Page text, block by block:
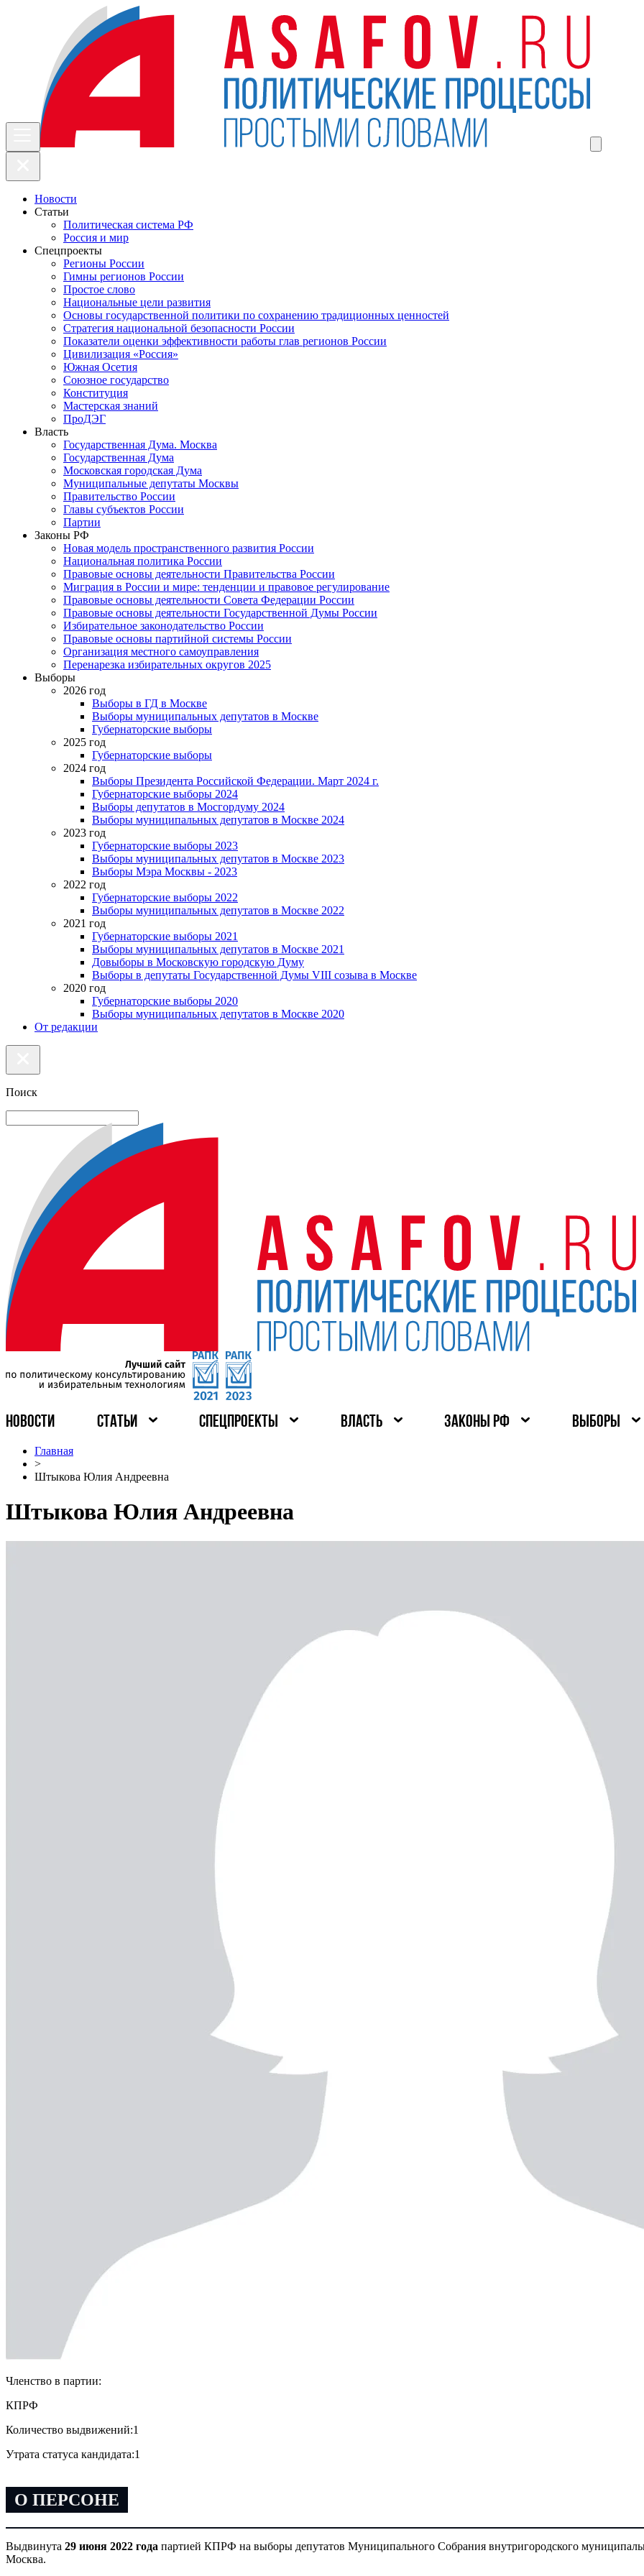
Новости
Статьи
Политическая система РФ
Россия и мир
Спецпроекты
Регионы России
Гимны регионов России
Простое слово
Национальные цели развития
Основы государственной политики по сохранению традиционных ценностей
Стратегия национальной безопасности России
Показатели оценки эффективности работы глав регионов России
Цивилизация «Россия»
Южная Осетия
Союзное государство
Конституция
Мастерская знаний
ПроДЭГ
Власть
Государственная Дума. Москва
Государственная Дума
Московская городская Дума
Муниципальные депутаты Москвы
Правительство России
Главы субъектов России
Партии
Законы РФ
Новая модель пространственного развития России
Национальная политика России
Правовые основы деятельности Правительства России
Миграция в России и мире: тенденции и правовое регулирование
Правовые основы деятельности Совета Федерации России
Правовые основы деятельности Государственной Думы России
Избирательное законодательство России
Правовые основы партийной системы России
Организация местного самоуправления
Перенарезка избирательных округов 2025
Выборы
2026 год
Выборы в ГД в Москве
Выборы муниципальных депутатов в Москве
Губернаторские выборы
2025 год
Губернаторские выборы
2024 год
Выборы Президента Российской Федерации. Март 2024 г.
Губернаторские выборы 2024
Выборы депутатов в Мосгордуму 2024
Выборы муниципальных депутатов в Москве 2024
2023 год
Губернаторские выборы 2023
Выборы муниципальных депутатов в Москве 2023
Выборы Мэра Москвы - 2023
2022 год
Губернаторские выборы 2022
Выборы муниципальных депутатов в Москве 2022
2021 год
Губернаторские выборы 2021
Выборы муниципальных депутатов в Москве 2021
Довыборы в Московскую городскую Думу
Выборы в депутаты Государственной Думы VIII созыва в Москве
2020 год
Губернаторские выборы 2020
Выборы муниципальных депутатов в Москве 2020
От редакции
Поиск
НОВОСТИ СТАТЬИ СПЕЦПРОЕКТЫ ВЛАСТЬ ЗАКОНЫ РФ ВЫБОРЫ
Главная
>
Штыкова Юлия Андреевна
Штыкова Юлия Андреевна
Членство в партии:
КПРФ
Количество выдвижений:1
Утрата статуса кандидата:1
О ПЕРСОНЕ
Выдвинута 29 июня 2022 года партией КПРФ на выборы депутатов Муниципального Собрания внутригородского
Москва.